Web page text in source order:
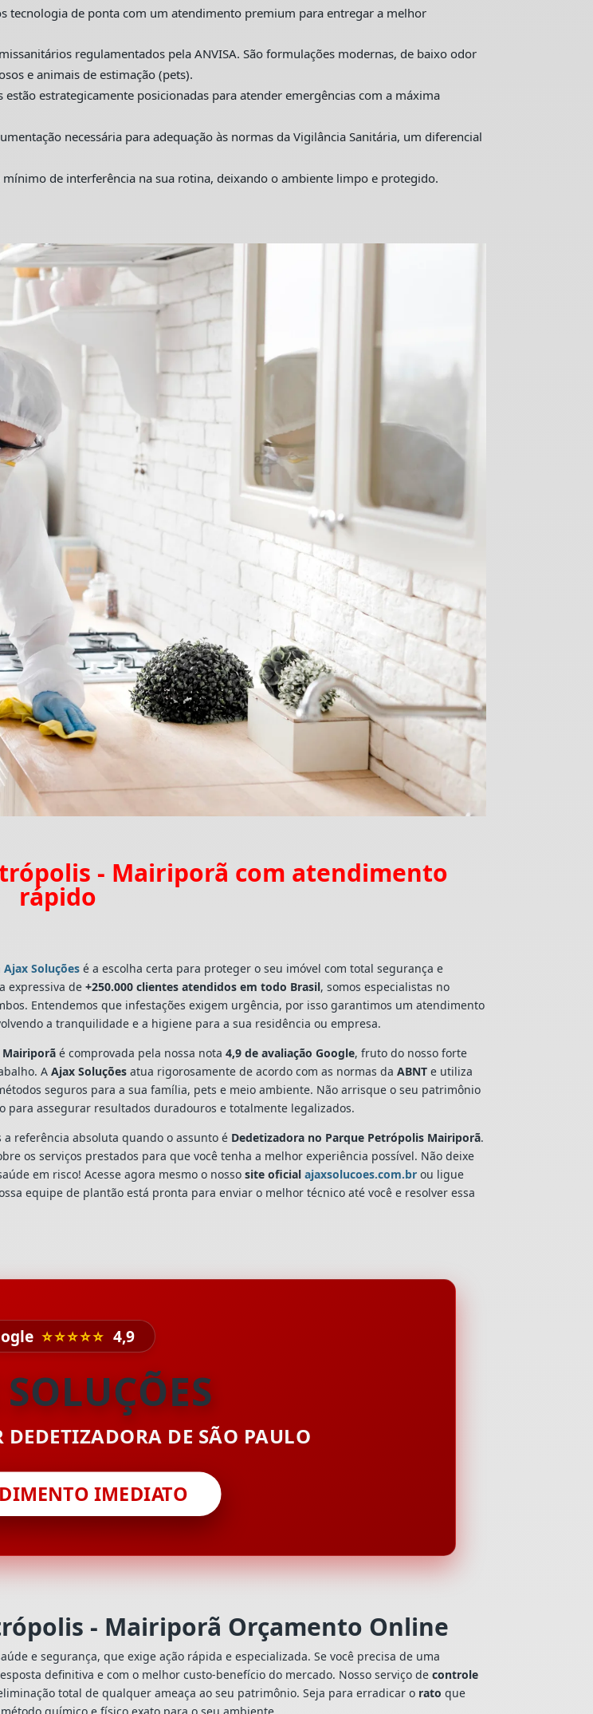
tecnologia de ponta com um atendimento premium para entregar a melhor
regulamentados pela ANVISA. São formulações modernas, de baixo odor
e animais de estimação (pets).
estão estrategicamente posicionadas para atender emergências com a máxima
necessária para adequação às normas da Vigilância Sanitária, um diferencial
de interferência na sua rotina, deixando o ambiente limpo e protegido.
- Mairiporã com atendimento
rápido
Ajax Soluções é a escolha certa para proteger o seu imóvel com total segurança e
expressiva de +250.000 clientes atendidos em todo Brasil, somos especialistas no
Entendemos que infestações exigem urgência, por isso garantimos um atendimento
a tranquilidade e a higiene para a sua residência ou empresa.
Mairiporã é comprovada pela nossa nota 4,9 de avaliação Google, fruto do nosso forte
AAjax Soluções atua rigorosamente de acordo com as normas daABNT e utiliza
seguros para a sua família, pets e meio ambiente. Não arrisque o seu patrimônio
para assegurar resultados duradouros e totalmente legalizados.
referência absoluta quando o assunto é Dedetizadora no Parque Petrópolis Mairiporã.
os serviços prestados para que você tenha a melhor experiência possível. Não deixe
em risco! Acesse agora mesmo o nosso site oficialajaxsolucoes.com.br ou ligue
equipe de plantão está pronta para enviar o melhor técnico até você e resolver essa
⭐⭐⭐⭐⭐ 4,9
DE SÃO PAULO
IMEDIATO
- Mairiporã Orçamento Online
e segurança, que exige ação rápida e especializada. Se você precisa de uma
definitiva e com o melhor custo-benefício do mercado. Nosso serviço decontrole
total de qualquer ameaça ao seu patrimônio. Seja para erradicar o rato que